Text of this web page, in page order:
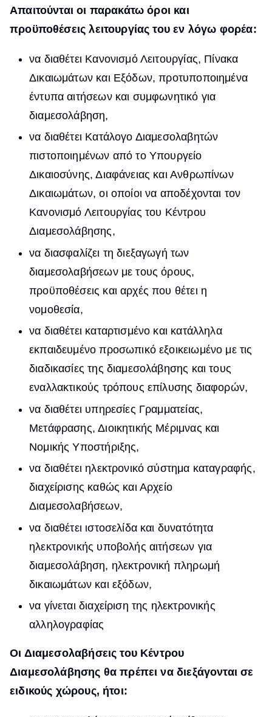
Απαιτούνται οι παρακάτω όροι και
προϋποθέσεις λειτουργίας του εν λόγω φορέα:
να διαθέτει Κανονισμό Λειτουργίας, Πίνακα
Δικαιωμάτων και Εξόδων, προτυποποιημένα
έντυπα αιτήσεων και συμφωνητικό για
διαμεσολάβηση,
να διαθέτει Κατάλογο Διαμεσολαβητών
πιστοποιημένων από το Υπουργείο
Δικαιοσύνης, Διαφάνειας και Ανθρωπίνων
Δικαιωμάτων, οι οποίοι να αποδέχονται τον
Κανονισμό Λειτουργίας του Κέντρου
Διαμεσολάβησης,
να διασφαλίζει τη διεξαγωγή των
διαμεσολαβήσεων με τους όρους,
προϋποθέσεις και αρχές που θέτει η
νομοθεσία,
να διαθέτει καταρτισμένο και κατάλληλα
εκπαιδευμένο προσωπικό εξοικειωμένο με τις
διαδικασίες της διαμεσολάβησης και τους
εναλλακτικούς τρόπους επίλυσης διαφορών,
να διαθέτει υπηρεσίες Γραμματείας,
Μετάφρασης, Διοικητικής Μέριμνας και
Νομικής Υποστήριξης,
να διαθέτει ηλεκτρονικό σύστημα καταγραφής,
διαχείρισης καθώς και Αρχείο
Διαμεσολαβήσεων,
να διαθέτει ιστοσελίδα και δυνατότητα
ηλεκτρονικής υποβολής αιτήσεων για
διαμεσολάβηση, ηλεκτρονική πληρωμή
δικαιωμάτων και εξόδων,
να γίνεται διαχείριση της ηλεκτρονικής
αλληλογραφίας
Οι Διαμεσολαβήσεις του Κέντρου
Διαμεσολάβησης θα πρέπει να διεξάγονται σε
ειδικούς χώρους, ήτοι: